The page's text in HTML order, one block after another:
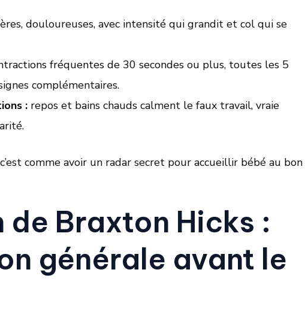
douloureuses, avec intensité qui grandit et col qui se
fréquentes de 30 secondes ou plus, toutes les 5
complémentaires.
: repos et bains chauds calment le faux travail, vraie
comme avoir un radar secret pour accueillir bébé au bon
Braxton Hicks :
générale avant le